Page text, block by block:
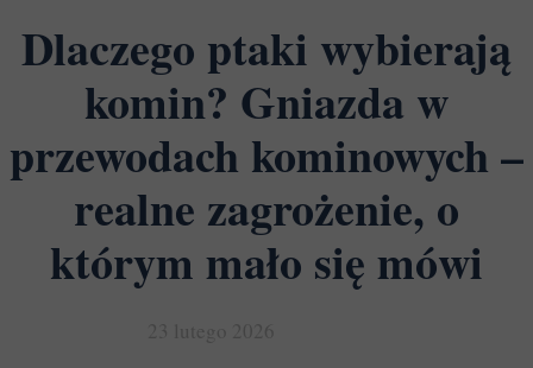
Dlaczego ptaki wybierają
komin? Gniazda w
przewodach kominowych –
realne zagrożenie, o
którym mało się mówi